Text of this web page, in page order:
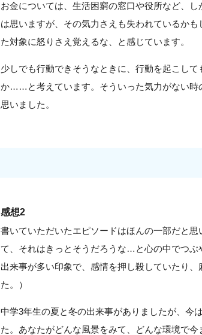
お金については、生活困窮の窓口や役所など、
は思いますが、その気力さえも失われているか
た対象に怒りさえ覚えるな、と感じています。
少しでも行動できそうなときに、行動を起こし
か……と考えています。そういった気力がない時
思いました。
感想2
書いていただいたエピソードはほんの一部だと
て、それはきっとそうだろうな…と心の中でつぶ
出来事が多い印象で、感情を押し殺していたり
た。）
中学3年生の夏と冬の出来事がありましたが、今
た。あなたがどんな風景をみて、どんな環境で